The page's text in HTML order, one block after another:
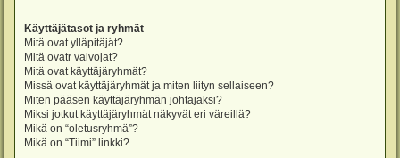
Käyttäjätasot ja ryhmät
Mitä ovat ylläpitäjät?
Mitä ovatr valvojat?
Mitä ovat käyttäjäryhmät?
Missä ovat käyttäjäryhmät ja miten liityn sellaiseen?
Miten pääsen käyttäjäryhmän johtajaksi?
Miksi jotkut käyttäjäryhmät näkyvät eri väreillä?
Mikä on “oletusryhmä”?
Mikä on “Tiimi” linkki?